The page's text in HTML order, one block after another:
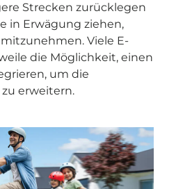
Strecken zurücklegen
in Erwägung ziehen,
Viele E-
die Möglichkeit, einen
um die
erweitern.